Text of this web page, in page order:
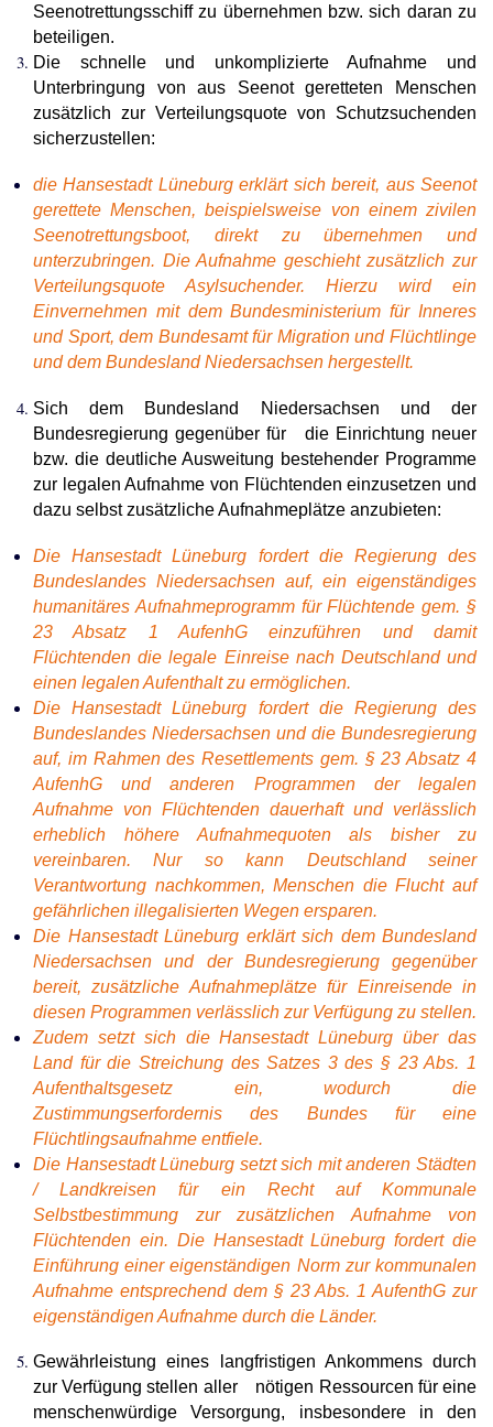
Seenotrettungsschiff zu übernehmen bzw. sich daran zu
beteiligen.
Die schnelle und unkomplizierte Aufnahme und
Unterbringung von aus Seenot geretteten Menschen
zusätzlich zur Verteilungsquote von Schutzsuchenden
sicherzustellen:
die Hansestadt Lüneburg erklärt sich bereit, aus Seenot
gerettete Menschen, beispielsweise von einem zivilen
Seenotrettungsboot, direkt zu übernehmen und
unterzubringen. Die Aufnahme geschieht zusätzlich zur
Verteilungsquote Asylsuchender. Hierzu wird ein
Einvernehmen mit dem Bundesministerium für Inneres
und Sport, dem Bundesamt für Migration und Flüchtlinge
und dem Bundesland Niedersachsen hergestellt.
Sich dem Bundesland Niedersachsen und der
Bundesregierung gegenüber für die Einrichtung neuer
bzw. die deutliche Ausweitung bestehender Programme
zur legalen Aufnahme von Flüchtenden einzusetzen und
dazu selbst zusätzliche Aufnahmeplätze anzubieten:
Die Hansestadt Lüneburg fordert die Regierung des
Bundeslandes Niedersachsen auf, ein eigenständiges
humanitäres Aufnahmeprogramm für Flüchtende gem. §
23 Absatz 1 AufenhG einzuführen und damit
Flüchtenden die legale Einreise nach Deutschland und
einen legalen Aufenthalt zu ermöglichen.
Die Hansestadt Lüneburg fordert die Regierung des
Bundeslandes Niedersachsen und die Bundesregierung
auf, im Rahmen des Resettlements gem. § 23 Absatz 4
AufenhG und anderen Programmen der legalen
Aufnahme von Flüchtenden dauerhaft und verlässlich
erheblich höhere Aufnahmequoten als bisher zu
vereinbaren. Nur so kann Deutschland seiner
Verantwortung nachkommen, Menschen die Flucht auf
gefährlichen illegalisierten Wegen ersparen.
Die Hansestadt Lüneburg erklärt sich dem Bundesland
Niedersachsen und der Bundesregierung gegenüber
bereit, zusätzliche Aufnahmeplätze für Einreisende in
diesen Programmen verlässlich zur Verfügung zu stellen.
Zudem setzt sich die Hansestadt Lüneburg über das
Land für die Streichung des Satzes 3 des § 23 Abs. 1
Aufenthaltsgesetz ein, wodurch die
Zustimmungserfordernis des Bundes für eine
Flüchtlingsaufnahme entfiele.
Die Hansestadt Lüneburg setzt sich mit anderen Städten
/ Landkreisen für ein Recht auf Kommunale
Selbstbestimmung zur zusätzlichen Aufnahme von
Flüchtenden ein. Die Hansestadt Lüneburg fordert die
Einführung einer eigenständigen Norm zur kommunalen
Aufnahme entsprechend dem § 23 Abs. 1 AufenthG zur
eigenständigen Aufnahme durch die Länder.
Gewährleistung eines langfristigen Ankommens durch
zur Verfügung stellen aller nötigen Ressourcen für eine
menschenwürdige Versorgung, insbesondere in den